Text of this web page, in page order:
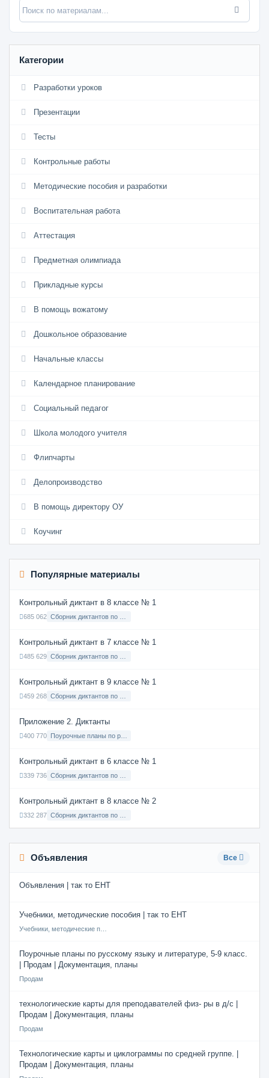
Категории
Разработки уроков
Презентации
Тесты
Контрольные работы
Методические пособия и разработки
Воспитательная работа
Аттестация
Предметная олимпиада
Прикладные курсы
В помощь вожатому
Дошкольное образование
Начальные классы
Календарное планирование
Социальный педагог
Школа молодого учителя
Флипчарты
Делопроизводство
В помощь директору ОУ
Коучинг
Популярные материалы
Контрольный диктант в 8 классе № 1
685 062
Контрольный диктант в 7 классе № 1
485 629
Контрольный диктант в 9 классе № 1
459 268
Приложение 2. Диктанты
400 770
Контрольный диктант в 6 классе № 1
339 736
Контрольный диктант в 8 классе № 2
332 287
Объявления Все
Объявления | так то ЕНТ
Учебники, методические пособия | так то ЕНТ
Поурочные планы по русскому языку и литературе, 5-9 класс.
| Продам | Документация, планы
Продам
технологические карты для преподавателей физ- ры в д/с |
Продам | Документация, планы
Продам
Технологические карты и циклограммы по средней группе. |
Продам | Документация, планы